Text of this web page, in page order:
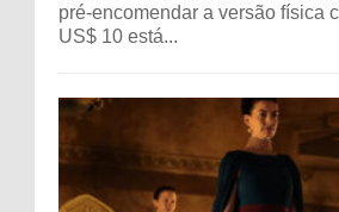
pré-encomendar a versão física
US$ 10 está...